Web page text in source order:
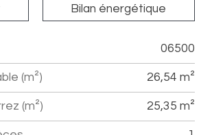
Bilan énergétique
06500
(m²) 26,54 m²
(m²) 25,35 m²